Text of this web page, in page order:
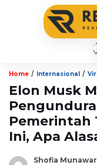
Home / Internasional /
Elon Musk
Pemerintah
Ini, Apa
Shofia